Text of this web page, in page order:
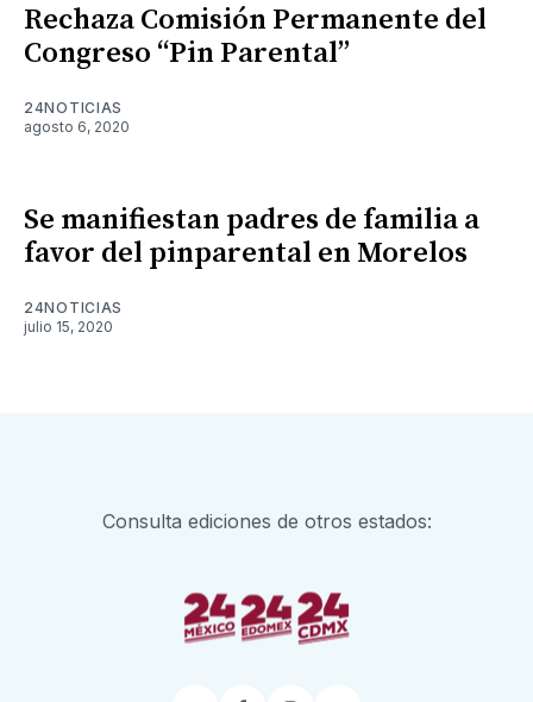
Rechaza Comisión Permanente del
Congreso “Pin Parental”
24NOTICIAS
agosto 6, 2020
Se manifiestan padres de familia a
favor del pinparental en Morelos
24NOTICIAS
julio 15, 2020
Consulta ediciones de otros estados: